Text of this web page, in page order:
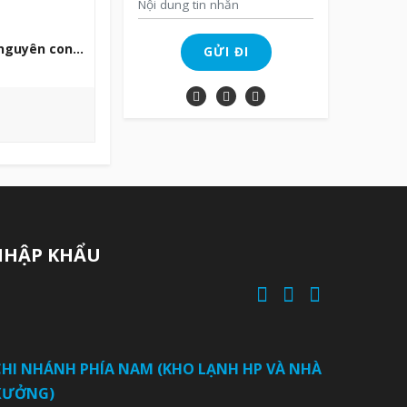
con
GỬI ĐI
KHẨU
NHÁNH PHÍA NAM (KHO LẠNH HP VÀ NHÀ